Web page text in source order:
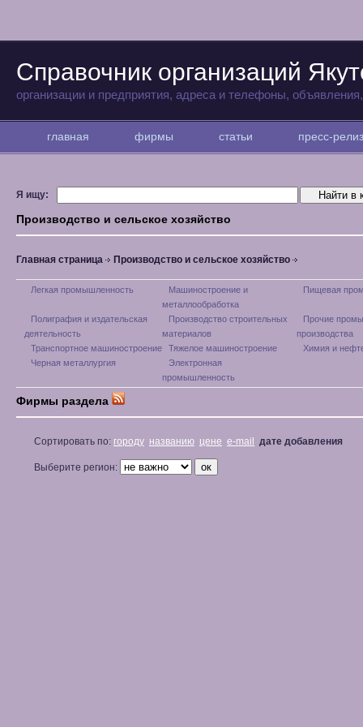
Справочник организаций
организации и предприятия, адреса и телефоны,
главная фирмы статьи пресс-
Я ищу:
Производство и сельское хозяйство
Главная страница Производство и сельское хозяйство
Легкая промышленность
Машиностроение и
металлообработка
Пищевая
Полиграфия и издательская
деятельность
Производство строительных
материалов
Прочие
производства
Транспортное машиностроение
Тяжелое машиностроение
Химия и
Черная металлургия
Электронная
промышленность
Фирмы раздела
Сортировать по: городу названию цене e-mail дате добавления
Выберите регион: